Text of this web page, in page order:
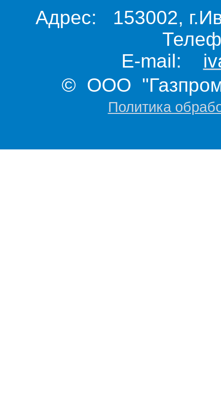
Адрес: 153002,
E-mail:
© ООО "Газпром
Политика